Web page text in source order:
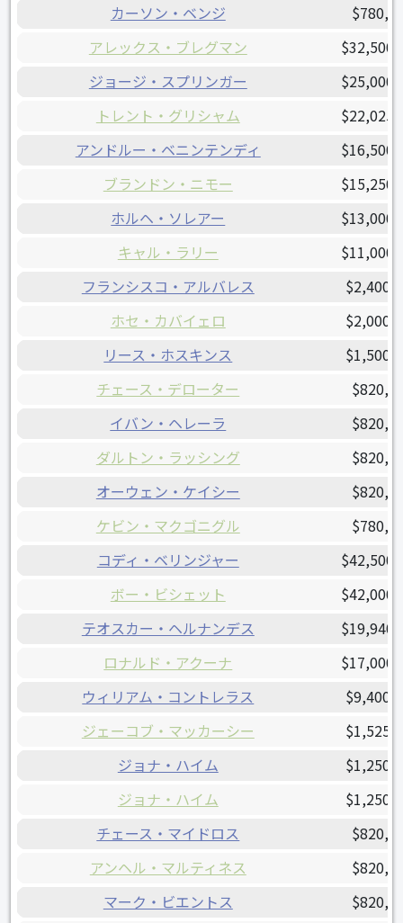
カーソン・ベンジ
アレックス・ブレグマン
ジョージ・スプリンガー
トレント・グリシャム
アンドルー・ベニンテンディ
ブランドン・ニモー
ホルヘ・ソレアー
キャル・ラリー
フランシスコ・アルバレス
ホセ・カバイェロ
リース・ホスキンス
チェース・デローター
イバン・ヘレーラ
ダルトン・ラッシング
オーウェン・ケイシー
ケビン・マクゴニグル
コディ・ベリンジャー
ボー・ビシェット
テオスカー・ヘルナンデス
ロナルド・アクーナ
ウィリアム・コントレラス
ジェーコブ・マッカーシー
ジョナ・ハイム
ジョナ・ハイム
チェース・マイドロス
アンヘル・マルティネス
マーク・ビエントス